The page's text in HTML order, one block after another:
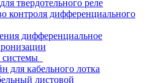
твердотельного реле
контроля дифференциального
дифференциальное
системы
для кабельного лотка
листовой